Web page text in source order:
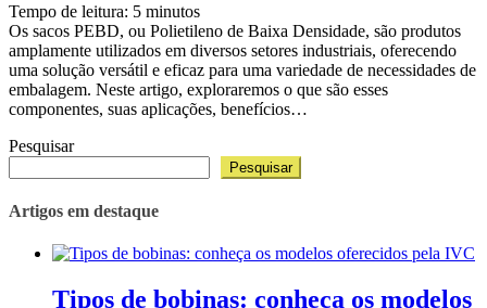
Tempo de leitura: 5 minutos
Os sacos PEBD, ou Polietileno de Baixa Densidade, são produtos
amplamente utilizados em diversos setores industriais, oferecendo
uma solução versátil e eficaz para uma variedade de necessidades de
embalagem. Neste artigo, exploraremos o que são esses
componentes, suas aplicações, benefícios…
Pesquisar
Pesquisar
Artigos em destaque
Tipos de bobinas: conheça os modelos